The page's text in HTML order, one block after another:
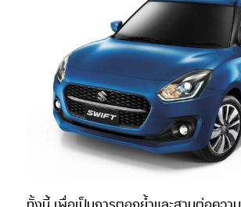
ทั้งนี้ เพื่อเป็นการตอกย้ำและสานต่อความ